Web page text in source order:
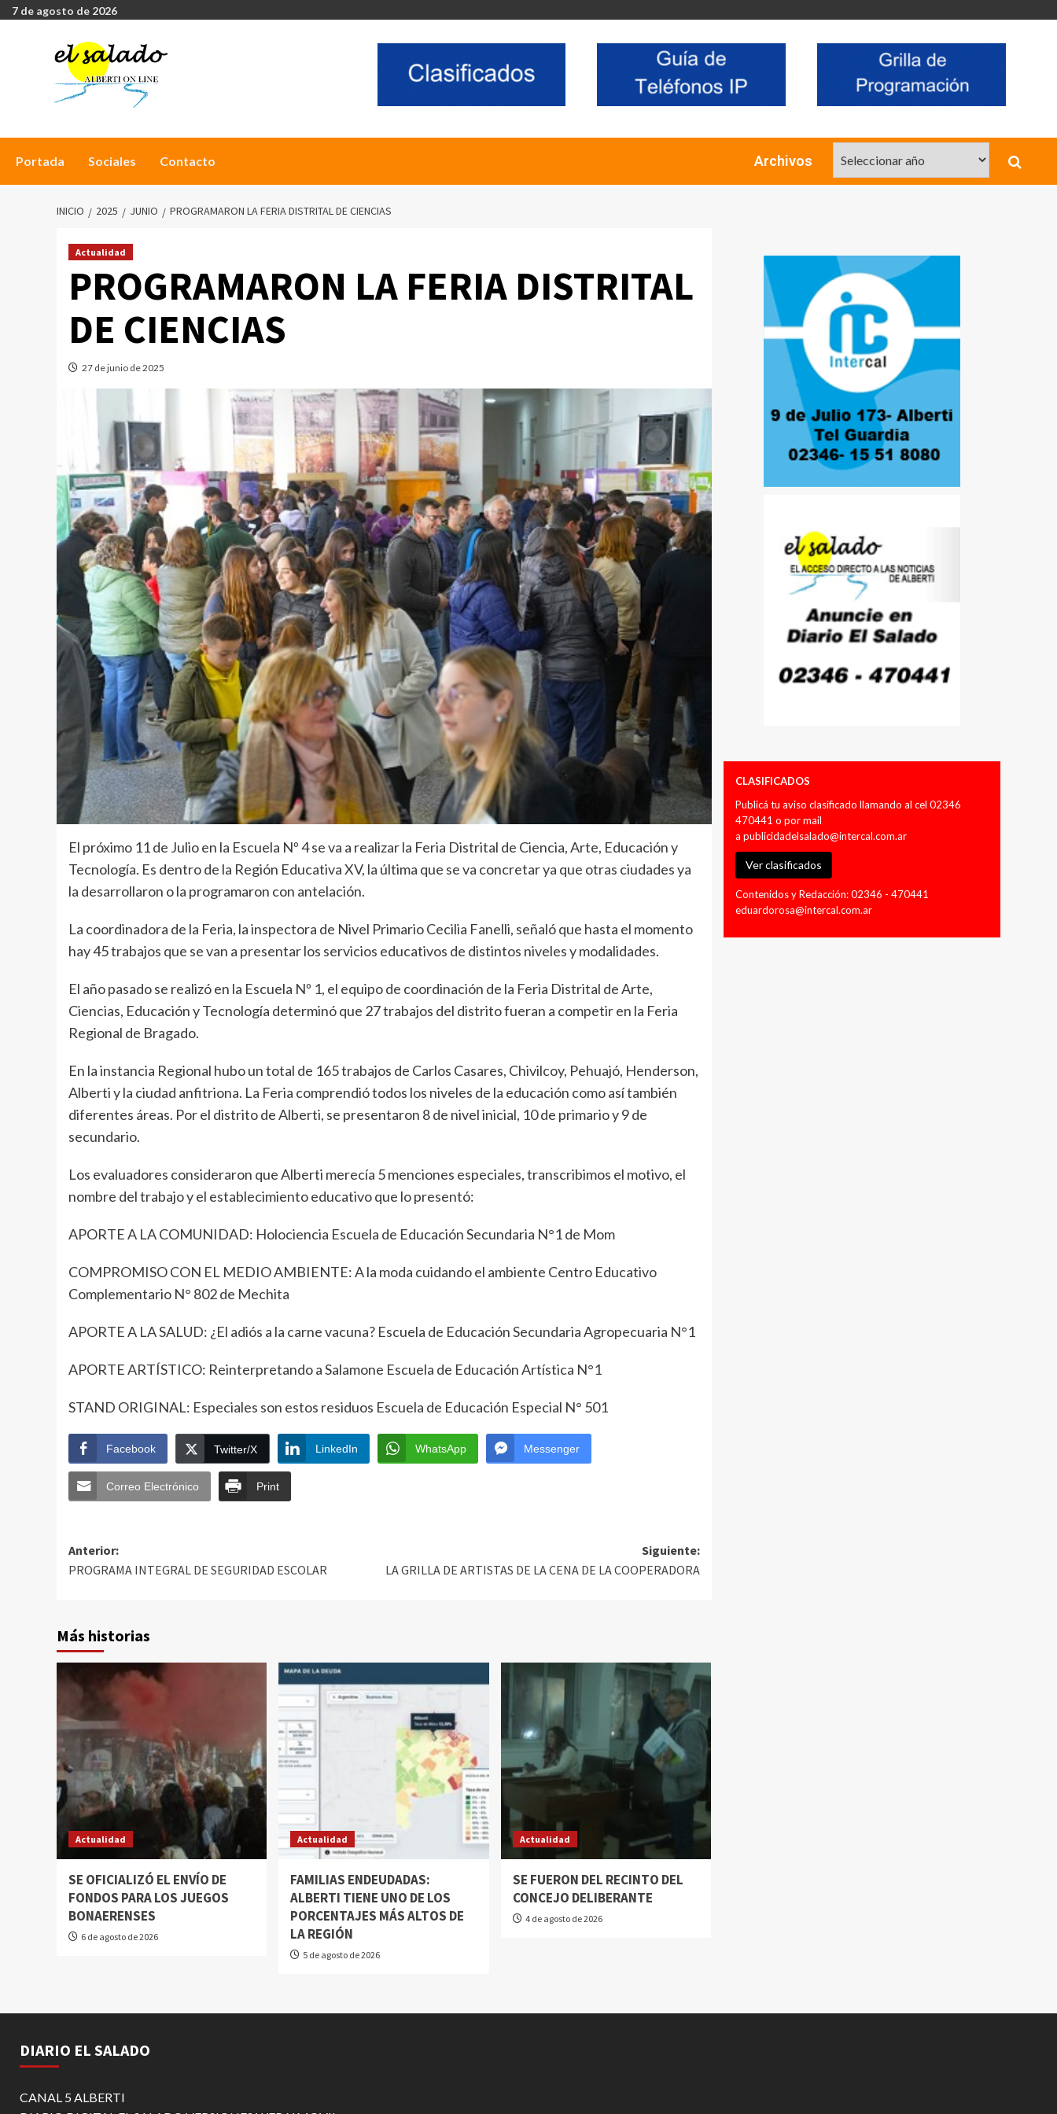
7 de agosto de 2026
Portada Sociales Contacto Archivos
INICIO 2025 JUNIO PROGRAMARON LA FERIA DISTRITAL DE CIENCIAS
Actualidad
PROGRAMARON LA FERIA DISTRITAL
DE CIENCIAS
27 de junio de 2025
El próximo 11 de Julio en la Escuela Nº 4 se va a realizar la Feria Distrital de Ciencia, Arte, Educación y
Tecnología. Es dentro de la Región Educativa XV, la última que se va concretar ya que otras ciudades ya
la desarrollaron o la programaron con antelación.
La coordinadora de la Feria, la inspectora de Nivel Primario Cecilia Fanelli, señaló que hasta el momento
hay 45 trabajos que se van a presentar los servicios educativos de distintos niveles y modalidades.
El año pasado se realizó en la Escuela Nº 1, el equipo de coordinación de la Feria Distrital de Arte,
Ciencias, Educación y Tecnología determinó que 27 trabajos del distrito fueran a competir en la Feria
Regional de Bragado.
En la instancia Regional hubo un total de 165 trabajos de Carlos Casares, Chivilcoy, Pehuajó, Henderson,
Alberti y la ciudad anfitriona. La Feria comprendió todos los niveles de la educación como así también
diferentes áreas. Por el distrito de Alberti, se presentaron 8 de nivel inicial, 10 de primario y 9 de
secundario.
Los evaluadores consideraron que Alberti merecía 5 menciones especiales, transcribimos el motivo, el
nombre del trabajo y el establecimiento educativo que lo presentó:
APORTE A LA COMUNIDAD: Holociencia Escuela de Educación Secundaria N°1 de Mom
COMPROMISO CON EL MEDIO AMBIENTE: A la moda cuidando el ambiente Centro Educativo
Complementario N° 802 de Mechita
APORTE A LA SALUD: ¿El adiós a la carne vacuna? Escuela de Educación Secundaria Agropecuaria N°1
APORTE ARTÍSTICO: Reinterpretando a Salamone Escuela de Educación Artística N°1
STAND ORIGINAL: Especiales son estos residuos Escuela de Educación Especial N° 501
Facebook Twitter/X LinkedIn WhatsApp Messenger
Correo Electrónico Print
Anterior:
PROGRAMA INTEGRAL DE SEGURIDAD ESCOLAR
Siguiente:
LA GRILLA DE ARTISTAS DE LA CENA DE LA COOPERADORA
Más historias
Actualidad
SE OFICIALIZÓ EL ENVÍO DE
FONDOS PARA LOS JUEGOS
BONAERENSES
6 de agosto de 2026
Actualidad
FAMILIAS ENDEUDADAS:
ALBERTI TIENE UNO DE LOS
PORCENTAJES MÁS ALTOS DE
LA REGIÓN
5 de agosto de 2026
Actualidad
SE FUERON DEL RECINTO DEL
CONCEJO DELIBERANTE
4 de agosto de 2026
CLASIFICADOS
Publicá tu aviso clasificado llamando al cel 02346
470441 o por mail
a publicidadelsalado@intercal.com.ar
Ver clasificados
Contenidos y Redacción: 02346 - 470441
eduardorosa@intercal.com.ar
DIARIO EL SALADO
CANAL 5 ALBERTI